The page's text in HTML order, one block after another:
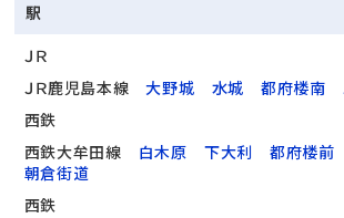
駅
ＪＲ
ＪＲ鹿児島本線
大野城 水城 都府楼南
西鉄
西鉄大牟田線
白木原 下大利 都府楼前
朝倉街道
西鉄